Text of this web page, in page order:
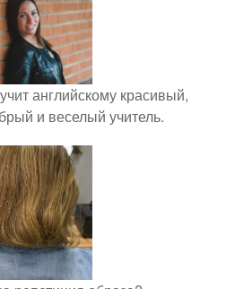
английскому красивый,
и веселый учитель.